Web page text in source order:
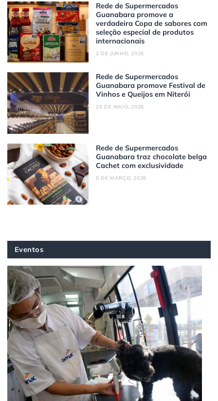
Rede de Supermercados
Guanabara promove a
verdadeira Copa de sabores com
seleção especial de produtos
internacionais
2 DE JUNHO, 2026
Rede de Supermercados
Guanabara promove Festival de
Vinhos e Queijos em Niterói
20 DE MAIO, 2026
Rede de Supermercados
Guanabara traz chocolate belga
Cachet com exclusividade
5 DE MARÇO, 2026
Eventos